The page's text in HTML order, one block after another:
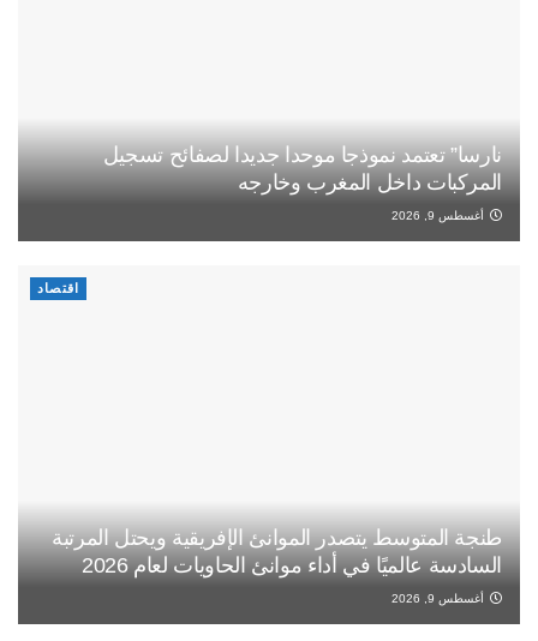
نارسا” تعتمد نموذجا موحدا جديدا لصفائح تسجيل
المركبات داخل المغرب وخارجه
أغسطس 9, 2026
اقتصاد
طنجة المتوسط يتصدر الموانئ الإفريقية ويحتل المرتبة
السادسة عالميًا في أداء موانئ الحاويات لعام 2026
أغسطس 9, 2026